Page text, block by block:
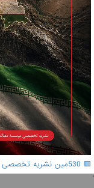
🟥 530مین نشریه تخصصی "مطالعات شرق" منتشر شد.
'